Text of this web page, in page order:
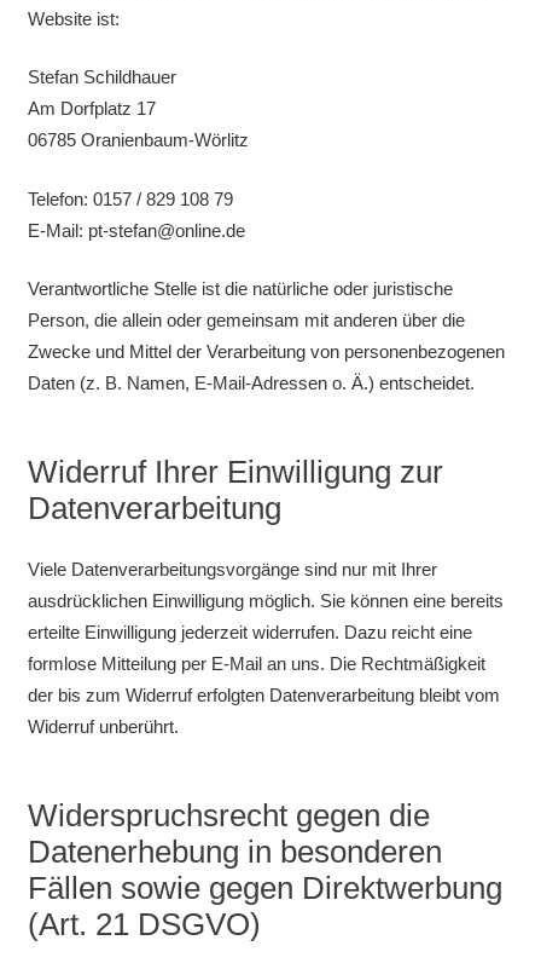
Website ist:
Stefan Schildhauer
Am Dorfplatz 17
06785 Oranienbaum-Wörlitz
Telefon: 0157 / 829 108 79
E-Mail: pt-stefan@online.de
Verantwortliche Stelle ist die natürliche oder juristische
Person, die allein oder gemeinsam mit anderen über die
Zwecke und Mittel der Verarbeitung von personenbezogenen
Daten (z. B. Namen, E-Mail-Adressen o. Ä.) entscheidet.
Widerruf Ihrer Einwilligung zur
Datenverarbeitung
Viele Datenverarbeitungsvorgänge sind nur mit Ihrer
ausdrücklichen Einwilligung möglich. Sie können eine bereits
erteilte Einwilligung jederzeit widerrufen. Dazu reicht eine
formlose Mitteilung per E-Mail an uns. Die Rechtmäßigkeit
der bis zum Widerruf erfolgten Datenverarbeitung bleibt vom
Widerruf unberührt.
Widerspruchsrecht gegen die
Datenerhebung in besonderen
Fällen sowie gegen Direktwerbung
(Art. 21 DSGVO)